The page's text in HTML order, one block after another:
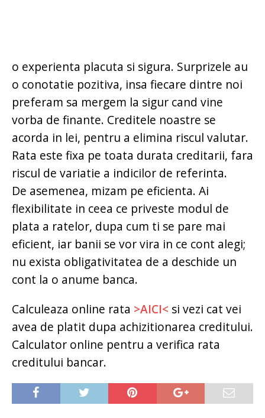
o experienta placuta si sigura. Surprizele au
o conotatie pozitiva, insa fiecare dintre noi
preferam sa mergem la sigur cand vine
vorba de finante. Creditele noastre se
acorda in lei, pentru a elimina riscul valutar.
Rata este fixa pe toata durata creditarii, fara
riscul de variatie a indicilor de referinta.
De asemenea, mizam pe eficienta. Ai
flexibilitate in ceea ce priveste modul de
plata a ratelor, dupa cum ti se pare mai
eficient, iar banii se vor vira in ce cont alegi;
nu exista obligativitatea de a deschide un
cont la o anume banca.
Calculeaza online rata >AICI< si vezi cat vei
avea de platit dupa achizitionarea creditului.
Calculator online pentru a verifica rata
creditului bancar.